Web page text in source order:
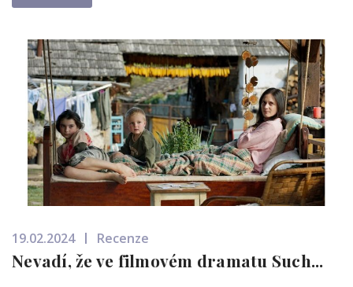
19.02.2024 Recenze
Nevadí, že ve filmovém dramatu Such...